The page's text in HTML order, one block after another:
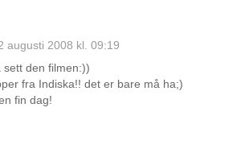
augusti 2008 kl. 09:19
sett den filmen:))
fra Indiska!! det er bare må ha;)
fin dag!